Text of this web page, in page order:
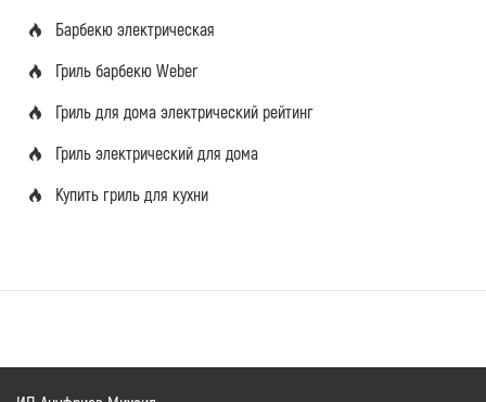
Барбекю электрическая
Гриль барбекю Weber
Гриль для дома электрический рейтинг
Гриль электрический для дома
Купить гриль для кухни